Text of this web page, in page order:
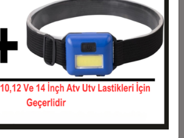
0,27 TL
1,33 TL
0,23 TL
1,36 TL
1,38 TL
0,18 TL
1,40 TL
0,16 TL
0,15 TL
1,45 TL